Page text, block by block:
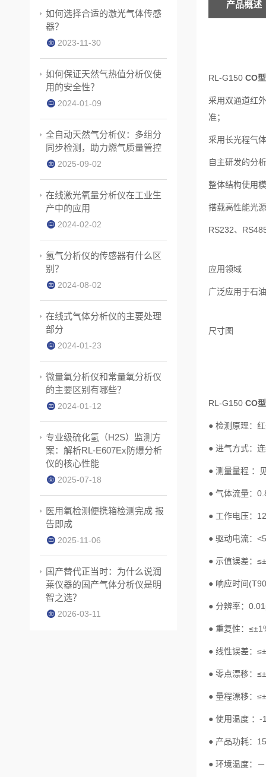
产品概述
RL-G150 CO
采用双通道红
准；
采用长光程气
自主研发的分
整体结构使用
搭载高性能光
RS232、
应用领域
广泛应用于石
尺寸图
RL-G150 CO
● 检测原理：
● 进⽓⽅式：
● 测量量程 ：
● ⽓体流量：
● ⼯作电压：
● 驱动电流：
● 示值误差：
● 响应时间
● 分辨率：
● 重复性：
● 线性误差：
● 零点漂移：
● 量程漂移：
● 使⽤温度 ：
● 产品功耗：
● 环境温度：
如何选择合适的激光气体传感
器？
2023-11-30
如何保证天然气热值分析仪使
用的安全性？
2024-01-09
全自动天然气分析仪：多组分
同步检测，助力燃气质量管控
2025-09-02
在线激光氧量分析仪在工业生
产中的应用
2024-02-02
氢气分析仪的传感器有什么区
别？
2024-08-02
在线式气体分析仪的主要处理
部分
2024-01-23
微量氧分析仪和常量氧分析仪
的主要区别有哪些？
2024-01-12
专业级硫化氢（H2S）监测方
案：解析RL-E607Ex防爆分析
仪的核心性能
2025-07-18
医用氧检测便携箱检测完成 报
告即成
2025-11-06
国产替代正当时：为什么说润
莱仪器的国产气体分析仪是明
智之选？
2026-03-11